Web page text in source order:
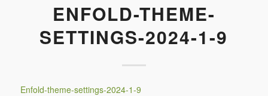
ENFOLD-THEME-
SETTINGS-2024-1-9
Enfold-theme-settings-2024-1-9